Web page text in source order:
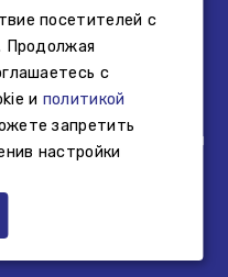
Фонда, не является
образовательной или
Фонда, а представляет
или
осуществляемой иными
2025 г.
посетителей с
Продолжая
с
и политикой
запретить
настройки